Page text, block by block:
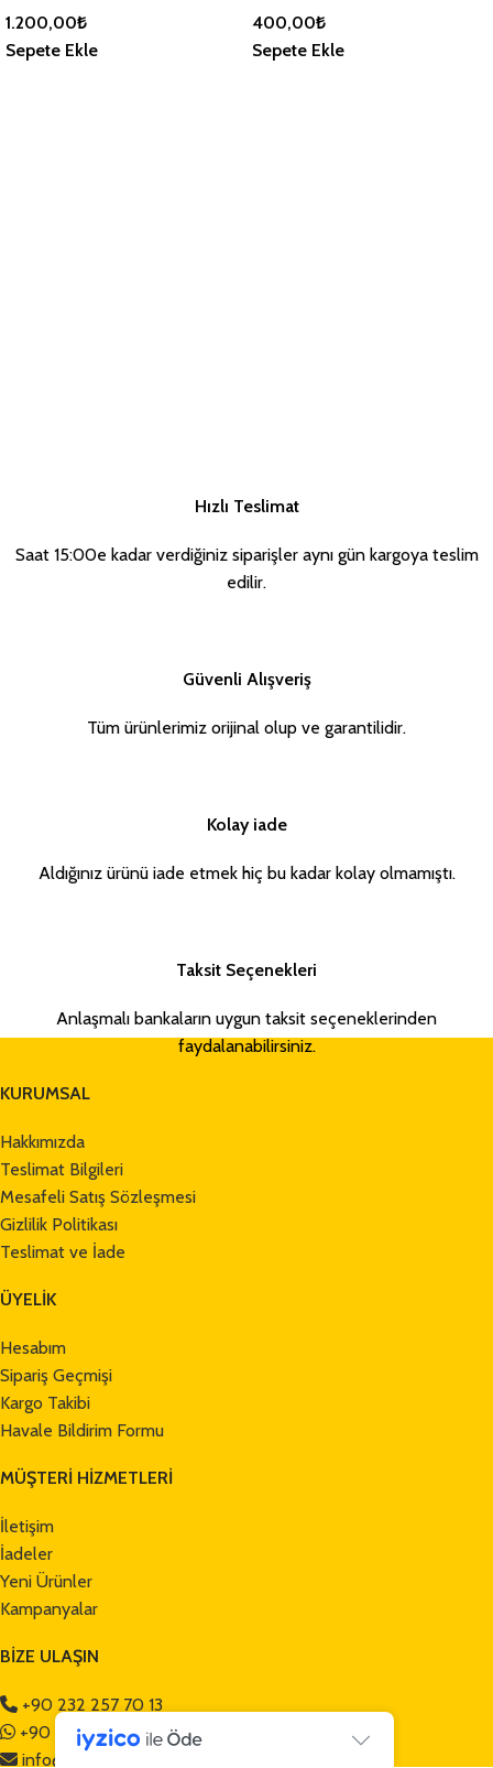
1.200,00₺
Sepete Ekle
400,00₺
Sepete Ekle
Hızlı Teslimat
Saat 15:00e kadar verdiğiniz siparişler aynı gün kargoya teslim
edilir.
Güvenli Alışveriş
Tüm ürünlerimiz orijinal olup ve garantilidir.
Kolay iade
Aldığınız ürünü iade etmek hiç bu kadar kolay olmamıştı.
Taksit Seçenekleri
Anlaşmalı bankaların uygun taksit seçeneklerinden
faydalanabilirsiniz.
KURUMSAL
Hakkımızda
Teslimat Bilgileri
Mesafeli Satış Sözleşmesi
Gizlilik Politikası
Teslimat ve İade
ÜYELİK
Hesabım
Sipariş Geçmişi
Kargo Takibi
Havale Bildirim Formu
MÜŞTERİ HİZMETLERİ
İletişim
İadeler
Yeni Ürünler
Kampanyalar
BİZE ULAŞIN
+90 232 257 70 13
+90 552 465 32 50
info@mamuttrailers.com